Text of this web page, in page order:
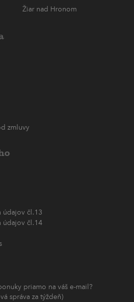
Žiar nad Hronom
zmluvy
údajov čl.13
údajov čl.14
priamo na váš e-mail?
správa za týždeň)